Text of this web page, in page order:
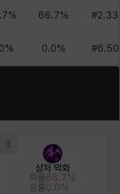
% 66.7% #2.33
% 0.0% #6.50
3
상처 악화
픽률
승률
66.7%
0.0%